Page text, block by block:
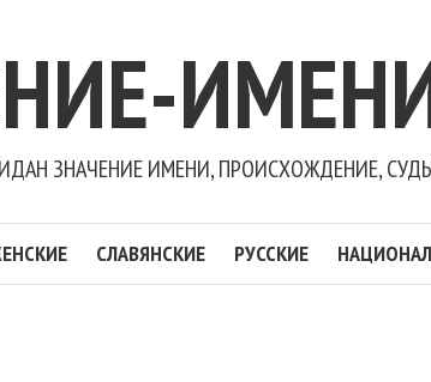
ЗНАЧЕНИЕ ИМЕНИ, ПРОИСХОЖДЕНИЕ,
СЛАВЯНСКИЕ РУССКИЕ